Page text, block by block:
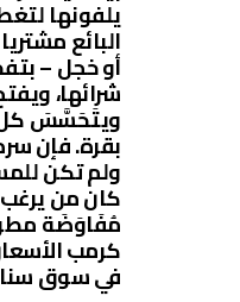
يلفونها
البائع
أو خجل –
شرائها،
ويتَحَسَّسَ كل
بقرة. فإن
ولم تكن
كان من يرغب
مُفَاوَضَة
كرمب
في سوق